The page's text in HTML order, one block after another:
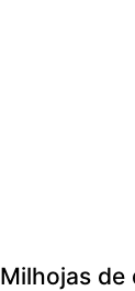
Milhojas de